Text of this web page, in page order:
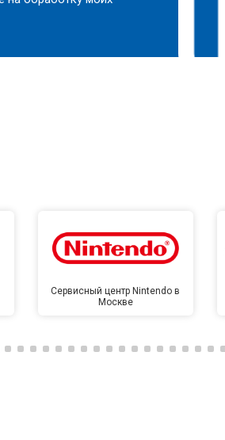
Сервисный центр Nintendo в
Москве